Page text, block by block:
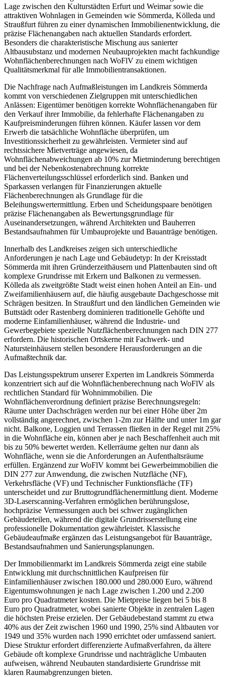
Lage zwischen den Kulturstädten Erfurt und Weimar sowie die
attraktiven Wohnlagen in Gemeinden wie Sömmerda, Kölleda und
Straußfurt führen zu einer dynamischen Immobilienentwicklung, die
präzise Flächenangaben nach aktuellen Standards erfordert.
Besonders die charakteristische Mischung aus sanierter
Altbausubstanz und modernen Neubauprojekten macht fachkundige
Wohnflächenberechnungen nach WoFlV zu einem wichtigen
Qualitätsmerkmal für alle Immobilientransaktionen.
Die Nachfrage nach Aufmaßleistungen im Landkreis Sömmerda
kommt von verschiedenen Zielgruppen mit unterschiedlichen
Anlässen: Eigentümer benötigen korrekte Wohnflächenangaben für
den Verkauf ihrer Immobilie, da fehlerhafte Flächenangaben zu
Kaufpreisminderungen führen können. Käufer lassen vor dem
Erwerb die tatsächliche Wohnfläche überprüfen, um
Investitionssicherheit zu gewährleisten. Vermieter sind auf
rechtssichere Mietverträge angewiesen, da
Wohnflächenabweichungen ab 10% zur Mietminderung berechtigen
und bei der Nebenkostenabrechnung korrekte
Flächenverteilungsschlüssel erforderlich sind. Banken und
Sparkassen verlangen für Finanzierungen aktuelle
Flächenberechnungen als Grundlage für die
Beleihungswertermittlung. Erben und Scheidungspaare benötigen
präzise Flächenangaben als Bewertungsgrundlage für
Auseinandersetzungen, während Architekten und Bauherren
Bestandsaufnahmen für Umbauprojekte und Bauanträge benötigen.
Innerhalb des Landkreises zeigen sich unterschiedliche
Anforderungen je nach Lage und Gebäudetyp: In der Kreisstadt
Sömmerda mit ihren Gründerzeithäusern und Plattenbauten sind oft
komplexe Grundrisse mit Erkern und Balkonen zu vermessen.
Kölleda als zweitgrößte Stadt weist einen hohen Anteil an Ein- und
Zweifamilienhäusern auf, die häufig ausgebaute Dachgeschosse mit
Schrägen besitzen. In Straußfurt und den ländlichen Gemeinden wie
Buttstädt oder Rastenberg dominieren traditionelle Gehöfte und
moderne Einfamilienhäuser, während die Industrie- und
Gewerbegebiete spezielle Nutzflächenberechnungen nach DIN 277
erfordern. Die historischen Ortskerne mit Fachwerk- und
Natursteinhäusern stellen besondere Herausforderungen an die
Aufmaßtechnik dar.
Das Leistungsspektrum unserer Experten im Landkreis Sömmerda
konzentriert sich auf die Wohnflächenberechnung nach WoFlV als
rechtlichen Standard für Wohnimmobilien. Die
Wohnflächenverordnung definiert präzise Berechnungsregeln:
Räume unter Dachschrägen werden nur bei einer Höhe über 2m
vollständig angerechnet, zwischen 1-2m zur Hälfte und unter 1m gar
nicht. Balkone, Loggien und Terrassen fließen in der Regel mit 25%
in die Wohnfläche ein, können aber je nach Beschaffenheit auch mit
bis zu 50% bewertet werden. Kellerräume gelten nur dann als
Wohnfläche, wenn sie die Anforderungen an Aufenthaltsräume
erfüllen. Ergänzend zur WoFlV kommt bei Gewerbeimmobilien die
DIN 277 zur Anwendung, die zwischen Nutzfläche (NF),
Verkehrsfläche (VF) und Technischer Funktionsfläche (TF)
unterscheidet und zur Bruttogrundflächenermittlung dient. Moderne
3D-Laserscanning-Verfahren ermöglichen berührungslose,
hochpräzise Vermessungen auch bei schwer zugänglichen
Gebäudeteilen, während die digitale Grundrisserstellung eine
professionelle Dokumentation gewährleistet. Klassische
Gebäudeaufmaße ergänzen das Leistungsangebot für Bauanträge,
Bestandsaufnahmen und Sanierungsplanungen.
Der Immobilienmarkt im Landkreis Sömmerda zeigt eine stabile
Entwicklung mit durchschnittlichen Kaufpreisen für
Einfamilienhäuser zwischen 180.000 und 280.000 Euro, während
Eigentumswohnungen je nach Lage zwischen 1.200 und 2.200
Euro pro Quadratmeter kosten. Die Mietpreise liegen bei 5 bis 8
Euro pro Quadratmeter, wobei sanierte Objekte in zentralen Lagen
die höchsten Preise erzielen. Der Gebäudebestand stammt zu etwa
40% aus der Zeit zwischen 1960 und 1990, 25% sind Altbauten vor
1949 und 35% wurden nach 1990 errichtet oder umfassend saniert.
Diese Struktur erfordert differenzierte Aufmaßverfahren, da ältere
Gebäude oft komplexe Grundrisse und nachträgliche Umbauten
aufweisen, während Neubauten standardisierte Grundrisse mit
klaren Raumabgrenzungen bieten.